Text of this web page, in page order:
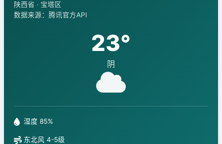
陕西省 · 宝塔区
数据来源：腾讯官方API
23°
阴
湿度 85%
东北风 4-5级